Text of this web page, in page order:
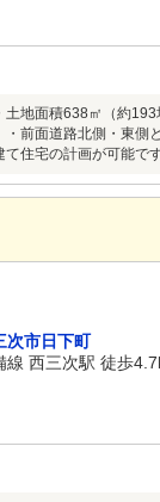
土地面積638㎡（約
前面道路北側・東側
住宅の計画が可能で
次市日下町
線 西三次駅 徒歩